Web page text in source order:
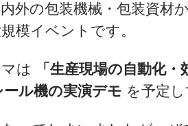
外の包装機械・包装資材
模イベントです。
は 「生産現場の自動化・
ール機の実演デモ を予定